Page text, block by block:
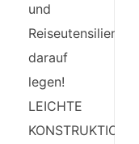
und
Reiseutensilien
darauf
legen!
LEICHTE
KONSTRUKTION: